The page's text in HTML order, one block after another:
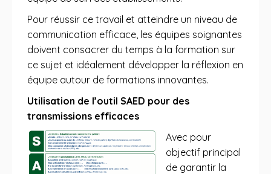
Pour réussir ce travail et atteindre un niveau de
communication efficace, les équipes soignantes
doivent consacrer du temps à la formation sur
ce sujet et idéalement développer la réflexion en
équipe autour de formations innovantes.
Utilisation de l’outil SAED pour des
transmissions efficaces
Avec pour
objectif principal
de garantir la